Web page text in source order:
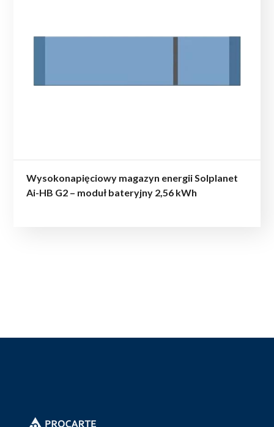
Wysokonapięciowy magazyn energii Solplanet
Ai-HB G2 – moduł bateryjny 2,56 kWh